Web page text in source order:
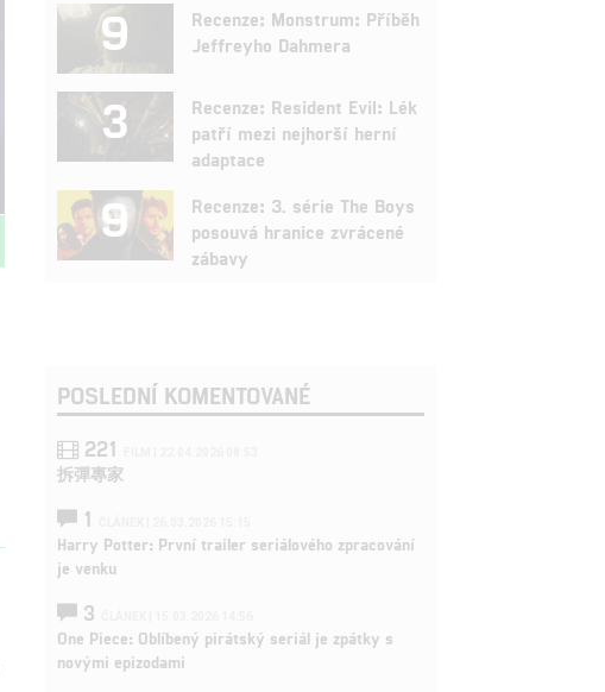
9
Recenze: Monstrum: Příběh
Jeffreyho Dahmera
3
Recenze: Resident Evil: Lék
patří mezi nejhorší herní
adaptace
9
Recenze: 3. série The Boys
posouvá hranice zvrácené
zábavy
POSLEDNÍ KOMENTOVANÉ
221
拆彈專家
1
Harry Potter: První trailer seriálového zpracování
je venku
3
One Piece: Oblíbený pirátský seriál je zpátky s
novými epizodami